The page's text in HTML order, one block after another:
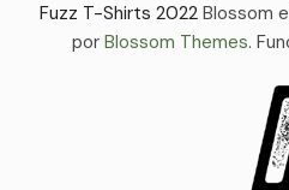
Fuzz T-Shirts 2022 Blossom
por Blossom Themes.